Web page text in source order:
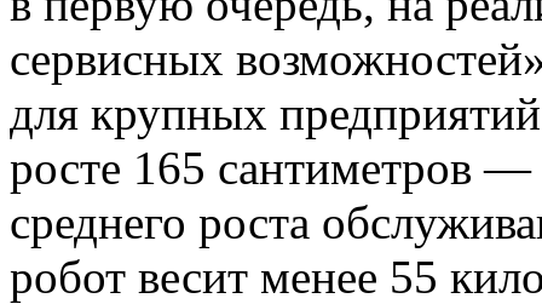
сервисных
для крупных
росте 165 сантиметров
среднего роста
робот весит менее 55